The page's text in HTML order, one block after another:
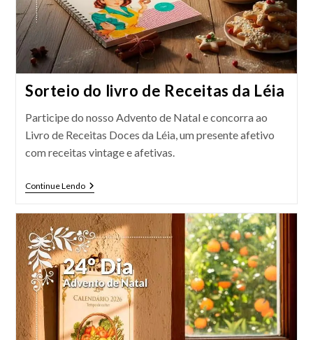
Sorteio do livro de Receitas da Léia
Participe do nosso Advento de Natal e concorra ao
Livro de Receitas Doces da Léia, um presente afetivo
com receitas vintage e afetivas.
Continue LendoSorteio
Do
De
Receitas
Da
Léia